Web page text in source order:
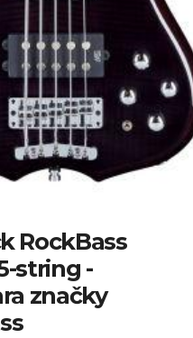
RockBass
string -
značky